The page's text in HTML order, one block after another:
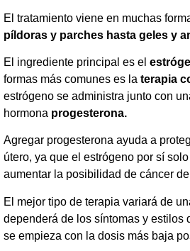
El tratamiento viene en muchas
píldoras y parches hasta geles y
El ingrediente principal es el
formas más comunes es la terapia
estrógeno se administra junto con
hormona progesterona.
Agregar progesterona ayuda a
útero, ya que el estrógeno por sí
aumentar la posibilidad de cáncer
El mejor tipo de terapia variará de
dependerá de los síntomas y estilos
se empieza con la dosis más baja